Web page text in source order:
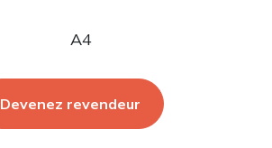
A4
Devenez revendeur